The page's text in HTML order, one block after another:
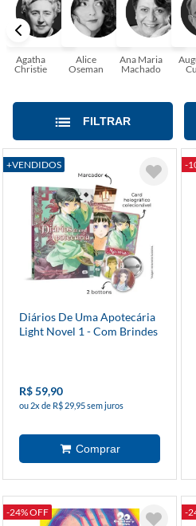
transforma vidas e estamos aqui
sua! Tenha certeza, temos o
Agatha
Christie
Alice
Oseman
Ana Maria
Machado
FILTRAR
+VENDIDOS
Diários De Uma Apotecária
Light Novel 1 - Com Brindes
R$ 59,90
ou 2x de R$ 29,95 sem juros
-
-24% OFF -